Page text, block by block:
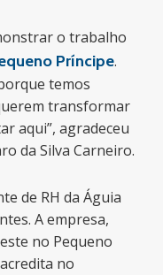
o trabalho
Príncipe.
temos
transformar
aqui”, agradeceu
da Silva Carneiro.
de RH da Águia
A empresa,
no Pequeno
no